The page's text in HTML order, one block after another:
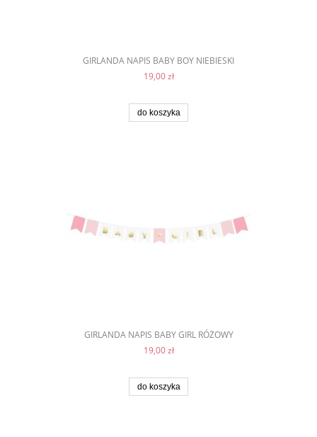
GIRLANDA NAPIS BABY BOY NIEBIESKI
19,00 zł
do koszyka
GIRLANDA NAPIS BABY GIRL RÓŻOWY
19,00 zł
do koszyka